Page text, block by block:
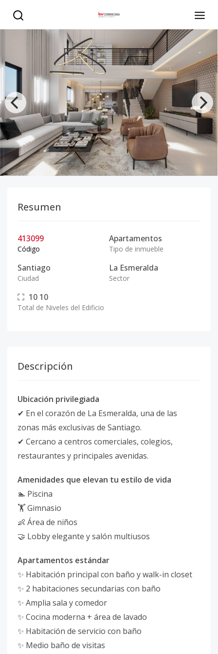
Resumen
413099
Código
Apartamentos
Tipo de inmueble
Santiago
Ciudad
La Esmeralda
Sector
10 10
Total de Niveles del Edificio
Descripción
Ubicación privilegiada
✔ En el corazón de La Esmeralda, una de las
zonas más exclusivas de Santiago.
✔ Cercano a centros comerciales, colegios,
restaurantes y principales avenidas.
Amenidades que elevan tu estilo de vida
🏊 Piscina
🏋️ Gimnasio
👶 Área de niños
🤝 Lobby elegante y salón multiusos
Apartamentos estándar
✨ Habitación principal con baño y walk-in closet
✨ 2 habitaciones secundarias con baño
✨ Amplia sala y comedor
✨ Cocina moderna + área de lavado
✨ Habitación de servicio con baño
✨ Medio baño de visitas